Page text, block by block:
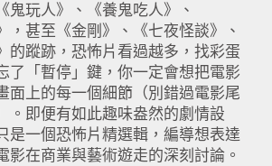
鬼玩人》、《養鬼吃人》、
，甚至《金剛》、《七夜怪談》、
的蹤跡，恐怖片看過越多，找彩蛋
了「暫停」鍵，你一定會想把電影
面上的每一個細節（別錯過電影尾
。即便有如此趣味盎然的劇情設
是一個恐怖片精選輯，編導想表達
影在商業與藝術遊走的深刻討論。